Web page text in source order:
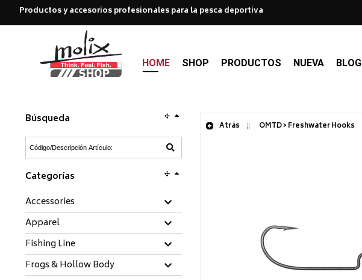
Productos y accesorios profesionales para la pesca deportiva
HOME SHOP PRODUCTOS NUEVA BLOG
Búsqueda
Categorías
Accessories
Apparel
Fishing Line
Frogs & Hollow Body
Atrás OMTD > Freshwater Hooks